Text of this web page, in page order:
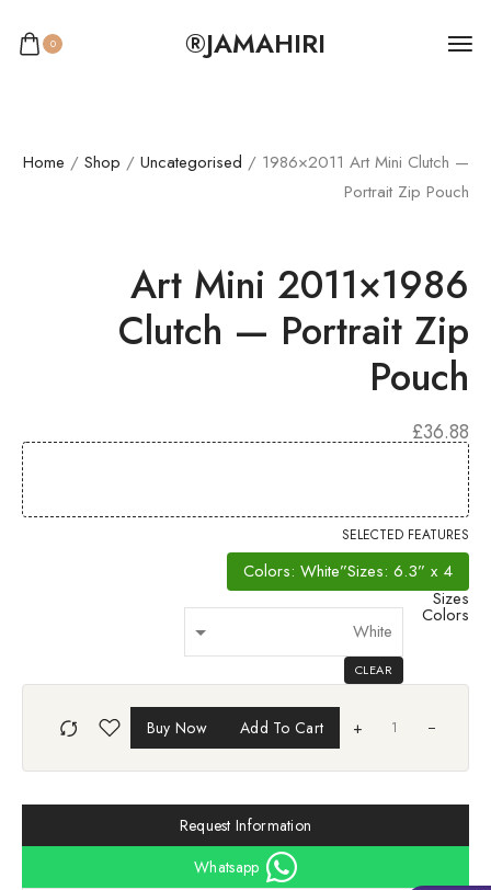
JAMAHIRI®
0
Home / Shop / Uncategorised / 1986×2011 Art Mini Clutch —
Portrait Zip Pouch
1986×2011 Art Mini
Clutch — Portrait Zip
Pouch
£36.88
SELECTED FEATURES
Sizes: 6.3” x 4”
Colors: White
Sizes
Colors
CLEAR
+
Add To Cart
Buy Now
Request Information
Whatsapp